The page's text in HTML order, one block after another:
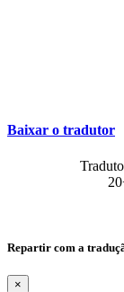
Baixar o tradutor
Repartir com a
×